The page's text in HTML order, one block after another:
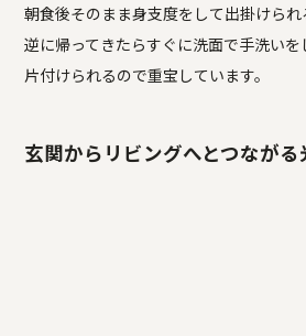
朝食後そのまま身支度をして出掛けられ
逆に帰ってきたらすぐに洗面で手洗い
片付けられるので重宝しています。
玄関からリビングへとつながる